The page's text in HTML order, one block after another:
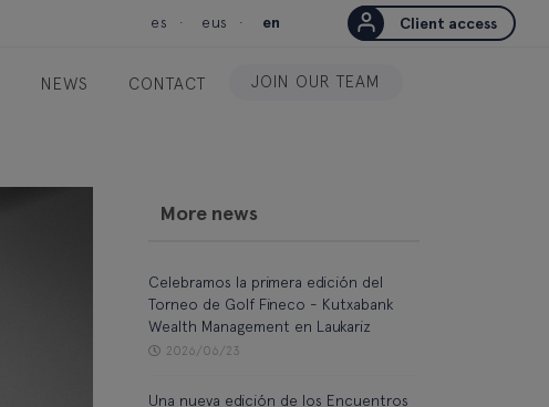
es eus en Client access
NEWS CONTACT JOIN OUR TEAM
More news
Celebramos la primera edición del
Torneo de Golf Fineco - Kutxabank
Wealth Management en Laukariz
2026/06/23
Una nueva edición de los Encuentros